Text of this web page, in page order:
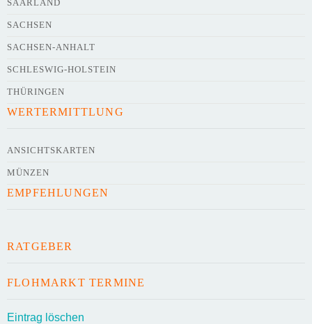
Kontaktdaten des Veranstalters
Telefonnummer
SAARLAND
SACHSEN
SACHSEN-ANHALT
SCHLESWIG-HOLSTEIN
THÜRINGEN
WERTERMITTLUNG
ANSICHTSKARTEN
MÜNZEN
EMPFEHLUNGEN
RATGEBER
FLOHMARKT TERMINE
Eintrag löschen